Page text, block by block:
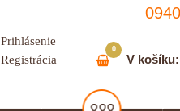
Prihlásenie
Registrácia
V košíku:
0